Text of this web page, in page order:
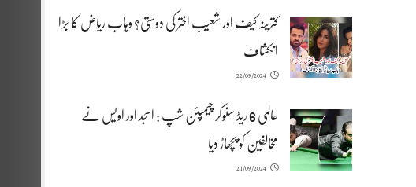
کترینہ کیف اور شعیب اختر کی دوستی؟ وہاب ریاض کا بڑا
انکشاف
22/09/2024
عالمی 6 ریڈ سنوکر چیمپئن شپ : اسجد اور اویس نے
مخالفین کو پچھاڑ دیا
21/09/2024